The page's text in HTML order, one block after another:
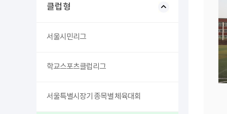
클럽형
서울시민리그
학교스포츠클럽리그
서울특별시장기 종목별 체육대회